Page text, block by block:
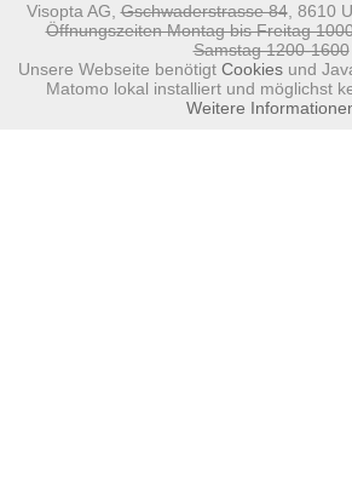
Visopta AG,Gschwaderstrasse 84, 8610
Öffnungszeiten Montag bis Freitag
Samstag 1200-1600
Unsere Webseite benötigt Cookies und
Matomo lokal installiert und möglichst
Weitere